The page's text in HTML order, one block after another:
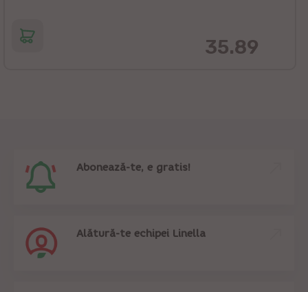
35.89
Abonează-te, e gratis!
Alătură-te echipei Linella